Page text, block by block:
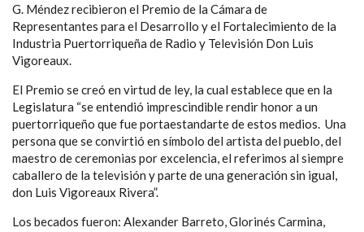
G. Méndez recibieron el Premio de la Cámara de
Representantes para el Desarrollo y el Fortalecimiento de la
Industria Puertorriqueña de Radio y Televisión Don Luis
Vigoreaux.
El Premio se creó en virtud de ley, la cual establece que en la
Legislatura “se entendió imprescindible rendir honor a un
puertorriqueño que fue portaestandarte de estos medios. Una
persona que se convirtió en símbolo del artista del pueblo, del
maestro de ceremonias por excelencia, el referimos al siempre
caballero de la televisión y parte de una generación sin igual,
don Luis Vigoreaux Rivera”.
Los becados fueron: Alexander Barreto, Glorinés Carmina,